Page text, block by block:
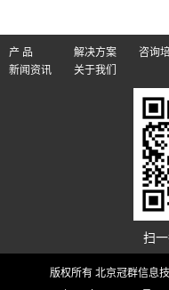
产 品 解决方案
咨询培
新闻资讯
关于我们
扫
版权所有 北京冠群信息